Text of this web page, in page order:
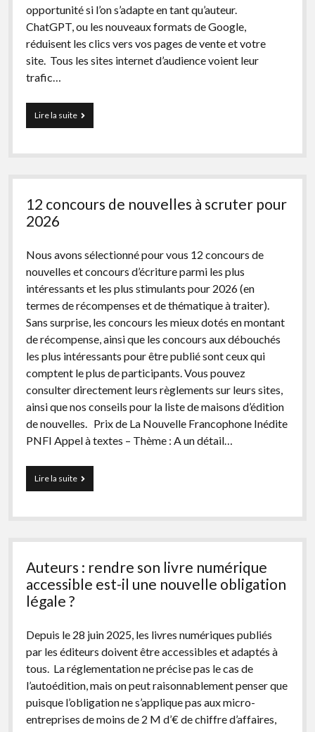
opportunité si l’on s’adapte en tant qu’auteur.
ChatGPT, ou les nouveaux formats de Google,
réduisent les clics vers vos pages de vente et votre
site. Tous les sites internet d’audience voient leur
trafic…
Lire la suiteLa
façon
les
découvrent
livres
12 concours de nouvelles à scruter pour
2026
Nous avons sélectionné pour vous 12 concours de
nouvelles et concours d’écriture parmi les plus
intéressants et les plus stimulants pour 2026 (en
termes de récompenses et de thématique à traiter).
Sans surprise, les concours les mieux dotés en montant
de récompense, ainsi que les concours aux débouchés
les plus intéressants pour être publié sont ceux qui
comptent le plus de participants. Vous pouvez
consulter directement leurs règlements sur leurs sites,
ainsi que nos conseils pour la liste de maisons d’édition
de nouvelles. Prix de La Nouvelle Francophone Inédite
PNFI Appel à textes – Thème : A un détail…
Lire la suite12
concours
nouvelles
scruter
2026
Auteurs : rendre son livre numérique
accessible est-il une nouvelle obligation
légale ?
Depuis le 28 juin 2025, les livres numériques publiés
par les éditeurs doivent être accessibles et adaptés à
tous. La réglementation ne précise pas le cas de
l’autoédition, mais on peut raisonnablement penser que
puisque l’obligation ne s’applique pas aux micro-
entreprises de moins de 2 M d’€ de chiffre d’affaires,